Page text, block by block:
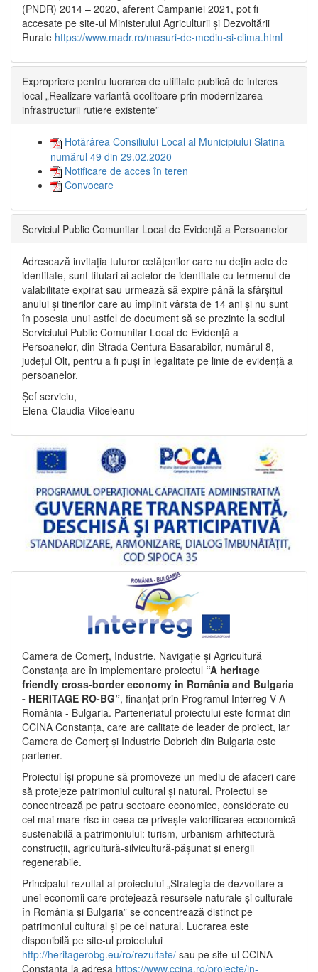
(PNDR) 2014 – 2020, aferent Campaniei 2021, pot fi
accesate pe site-ul Ministerului Agriculturii și Dezvoltării
Rurale https://www.madr.ro/masuri-de-mediu-si-clima.html
Expropriere pentru lucrarea de utilitate publică de interes
local „Realizare variantă ocolitoare prin modernizarea
infrastructurii rutiere existente”
Hotărârea Consiliului Local al Municipiului Slatina
numărul 49 din 29.02.2020
Notificare de acces în teren
Convocare
Serviciul Public Comunitar Local de Evidență a Persoanelor
Adresează invitația tuturor cetățenilor care nu dețin acte de
identitate, sunt titulari ai actelor de identitate cu termenul de
valabilitate expirat sau urmează să expire până la sfârșitul
anului și tinerilor care au împlinit vârsta de 14 ani și nu sunt
în posesia unui astfel de document să se prezinte la sediul
Serviciului Public Comunitar Local de Evidență a
Persoanelor, din Strada Centura Basarabilor, numărul 8,
județul Olt, pentru a fi puși în legalitate pe linie de evidență a
persoanelor.
Șef serviciu,
Elena-Claudia Vîlceleanu
Camera de Comerț, Industrie, Navigație și Agricultură
Constanța are în implementare proiectul “A heritage
friendly cross-border economy in România and Bulgaria
- HERITAGE RO-BG”, finanțat prin Programul Interreg V-A
România - Bulgaria. Parteneriatul proiectului este format din
CCINA Constanța, care are calitate de leader de proiect, iar
Camera de Comerț și Industrie Dobrich din Bulgaria este
partener.
Proiectul își propune să promoveze un mediu de afaceri care
să protejeze patrimoniul cultural și natural. Proiectul se
concentrează pe patru sectoare economice, considerate cu
cel mai mare risc în ceea ce privește valorificarea economică
sustenabilă a patrimoniului: turism, urbanism-arhitectură-
construcții, agricultură-silvicultură-pășunat și energii
regenerabile.
Principalul rezultat al proiectului „Strategia de dezvoltare a
unei economii care protejează resursele naturale și culturale
în România și Bulgaria” se concentrează distinct pe
patrimoniul cultural și pe cel natural. Lucrarea este
disponibilă pe site-ul proiectului
http://heritagerobg.eu/ro/rezultate/ sau pe site-ul CCINA
Constanța la adresa https://www.ccina.ro/proiecte/in-